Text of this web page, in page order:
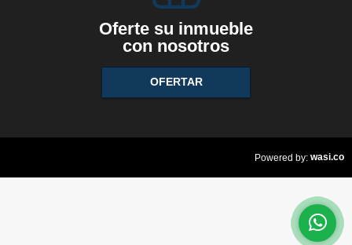
Oferte su inmueble
con nosotros
OFERTAR
Powered by: wasi.co